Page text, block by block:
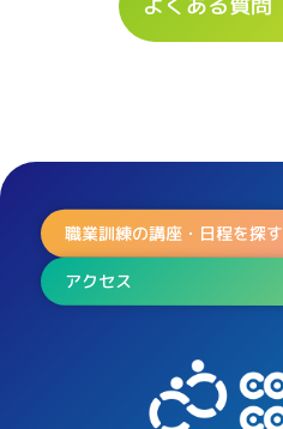
職業訓練の講座・日程を探す
アクセス